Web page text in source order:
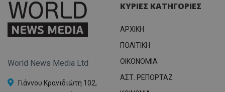
World News Media Ltd
Γιάννου Κρανιδιώτη 102,
ΚΥΡΙΕΣ ΚΑΤΗΓΟΡΙΕΣ
ΑΡΧΙΚΗ
ΠΟΛΙΤΙΚΗ
OIKONOMIA
ΑΣΤ. ΡΕΠΟΡΤΑΖ